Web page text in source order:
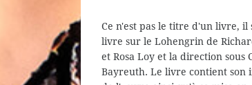
Ce n'est pas le titre d'un livre, il
livre sur le Lohengrin de
et Rosa Loy et la direction
Bayreuth. Le livre contient son